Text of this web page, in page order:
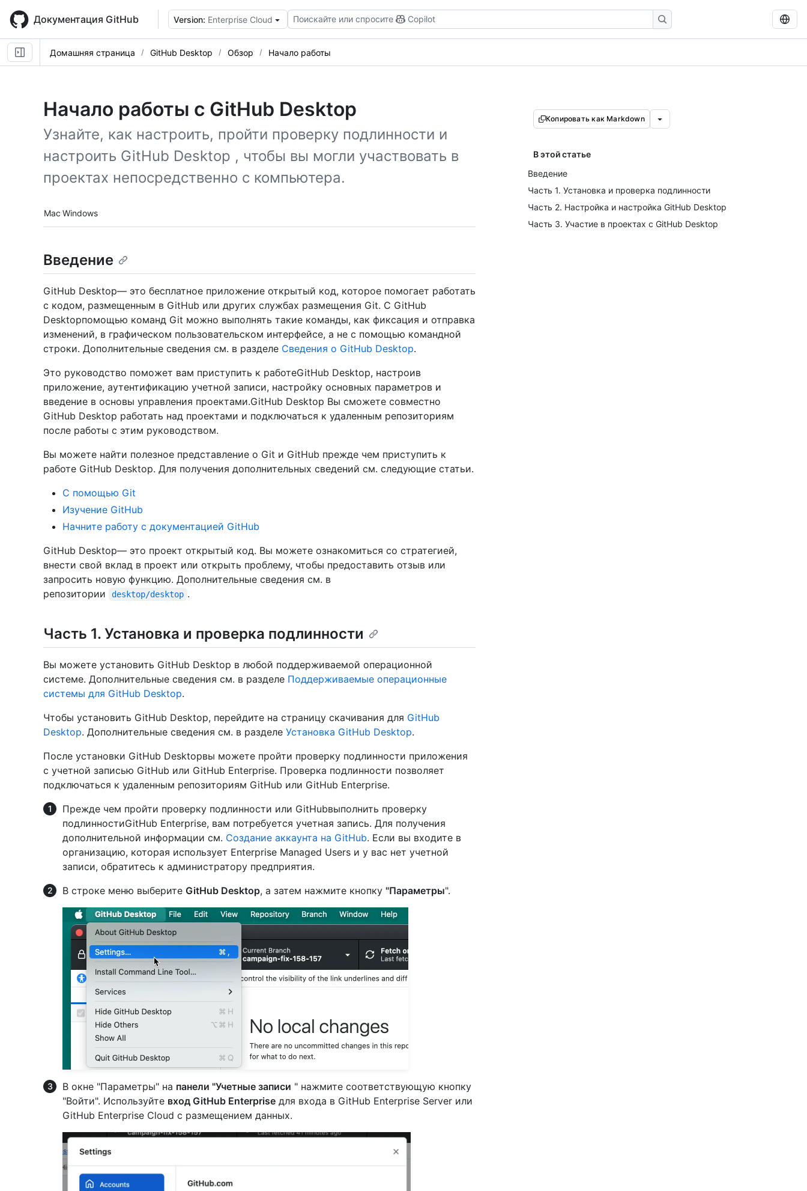
main
content
Документация GitHub Version: Enterprise Cloud Поискайте или спросите Copilot
Домашняя страница GitHub Desktop Обзор Начало работы
Начало работы с GitHub Desktop
Узнайте, как настроить, пройти проверку подлинности и
настроить GitHub Desktop , чтобы вы могли участвовать в
проектах непосредственно с компьютера.
Platform navigation
Mac Windows
Копировать как Markdown
В этой статье
Введение
Часть 1. Установка и проверка подлинности
Часть 2. Настройка и настройка GitHub Desktop
Часть 3. Участие в проектах с GitHub Desktop
Введение
GitHub Desktop— это бесплатное приложение открытый код, которое помогает работать
с кодом, размещенным в GitHub или других службах размещения Git. С GitHub
Desktopпомощью команд Git можно выполнять такие команды, как фиксация и отправка
изменений, в графическом пользовательском интерфейсе, а не с помощью командной
строки. Дополнительные сведения см. в разделе Сведения о GitHub Desktop.
Это руководство поможет вам приступить к работеGitHub Desktop, настроив
приложение, аутентификацию учетной записи, настройку основных параметров и
введение в основы управления проектами.GitHub Desktop Вы сможете совместно
GitHub Desktop работать над проектами и подключаться к удаленным репозиториям
после работы с этим руководством.
Вы можете найти полезное представление о Git и GitHub прежде чем приступить к
работе GitHub Desktop. Для получения дополнительных сведений см. следующие статьи.
С помощью Git
Изучение GitHub
Начните работу с документацией GitHub
GitHub Desktop— это проект открытый код. Вы можете ознакомиться со стратегией,
внести свой вклад в проект или открыть проблему, чтобы предоставить отзыв или
запросить новую функцию. Дополнительные сведения см. в
репозитории
desktop/desktop .
Часть 1. Установка и проверка подлинности
Вы можете установить GitHub Desktop в любой поддерживаемой операционной
системе. Дополнительные сведения см. в разделе Поддерживаемые операционные
системы для GitHub Desktop.
Чтобы установить GitHub Desktop, перейдите на страницу скачивания для GitHub
Desktop. Дополнительные сведения см. в разделе Установка GitHub Desktop.
После установки GitHub Desktopвы можете пройти проверку подлинности приложения
с учетной записью GitHub или GitHub Enterprise. Проверка подлинности позволяет
подключаться к удаленным репозиториям GitHub или GitHub Enterprise.
Прежде чем пройти проверку подлинности или GitHubвыполнить проверку
подлинностиGitHub Enterprise, вам потребуется учетная запись. Для получения
дополнительной информации см. Создание аккаунта на GitHub. Если вы входите в
организацию, которая использует Enterprise Managed Users и у вас нет учетной
записи, обратитесь к администратору предприятия.
В строке меню выберите GitHub Desktop, а затем нажмите кнопку "Параметры".
В окне "Параметры" на панели "Учетные записи " нажмите соответствующую кнопку
"Войти". Используйте вход GitHub Enterprise для входа в GitHub Enterprise Server или
GitHub Enterprise Cloud с размещением данных.